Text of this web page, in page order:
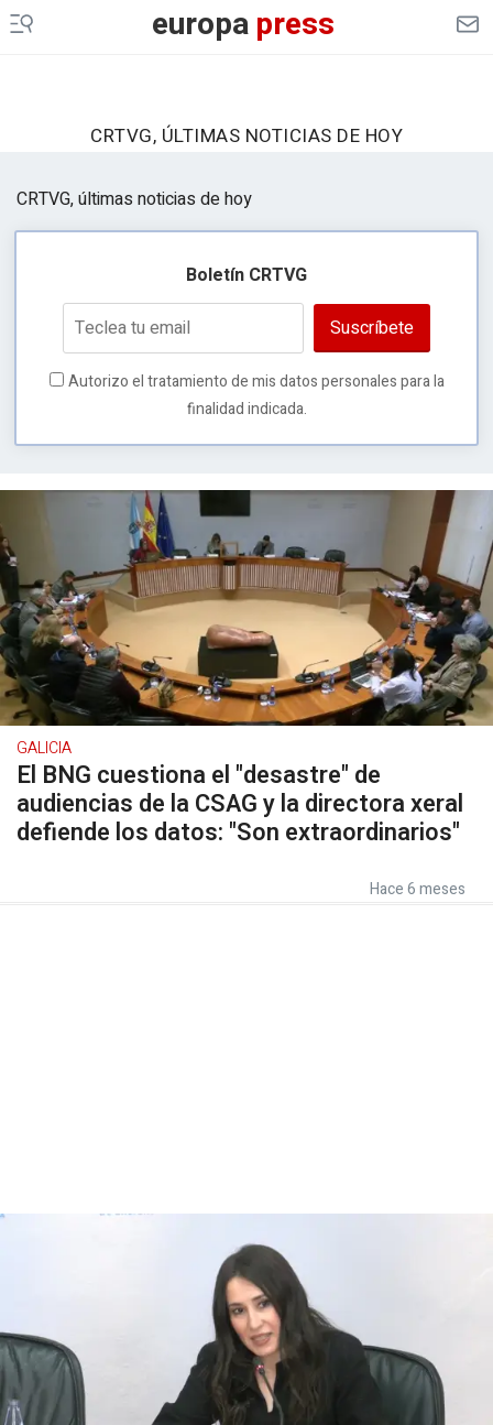
europapress
CRTVG, ÚLTIMAS NOTICIAS DE HOY
CRTVG, últimas noticias de hoy
Boletín CRTVG
Suscríbete
Autorizo el tratamiento de mis datos personales para la
finalidad indicada.
GALICIA
El BNG cuestiona el "desastre" de
audiencias de la CSAG y la directora xeral
defiende los datos: "Son extraordinarios"
Hace 6 meses